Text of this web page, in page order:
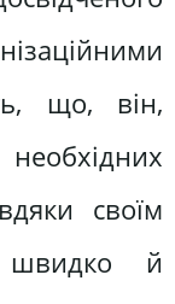
що, він,
своїм
швидко й